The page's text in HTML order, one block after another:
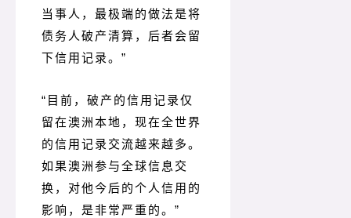
当事人，最极端的做法是将
债务人破产清算，后者会留
下信用记录。 ”
“目前，破产的信用记录仅
留在澳洲本地，现在全世界
的信用记录交流越来越多。
如果澳洲参与全球信息交
换，对他今后的个人信用的
影响，是非常严重的。 ”